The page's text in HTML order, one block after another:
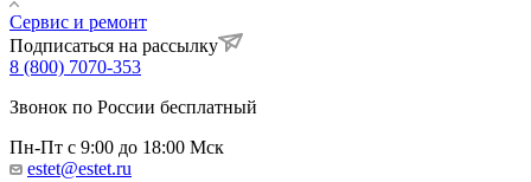
Сервис и ремонт
Подписаться на рассылку
8 (800) 7070-353
Звонок по России бесплатный
Пн-Пт с 9:00 до 18:00 Мск
estet@estet.ru